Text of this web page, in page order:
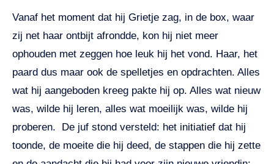
Vanaf het moment dat hij Grietje zag, in de box, waar
zij net haar ontbijt afrondde, kon hij niet meer
ophouden met zeggen hoe leuk hij het vond. Haar, het
paard dus maar ook de spelletjes en opdrachten. Alles
wat hij aangeboden kreeg pakte hij op. Alles wat nieuw
was, wilde hij leren, alles wat moeilijk was, wilde hij
proberen. De juf stond versteld: het initiatief dat hij
toonde, de moeite die hij deed, de stappen die hij zette